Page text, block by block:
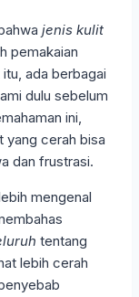
jenis kulit
pemakaian
ada berbagai
dulu sebelum
ini,
yang cerah bisa
dan frustrasi.
mengenal
tentang
lebih cerah